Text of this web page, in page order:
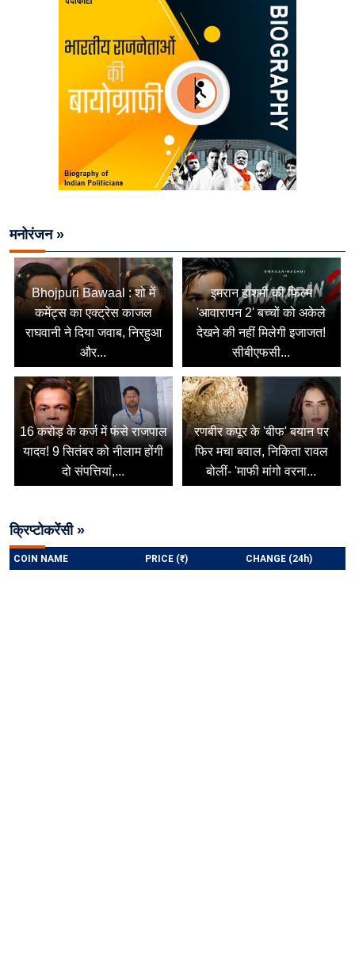
मनोरंजन »
Bhojpuri Bawaal : शो में
कमेंट्स का एक्ट्रेस काजल
राघवानी ने दिया जवाब, निरहुआ
और...
इमरान हाशमी की फिल्म
'आवारापन 2' बच्चों को अकेले
देखने की नहीं मिलेगी इजाजत!
सीबीएफसी...
16 करोड़ के कर्ज में फंसे राजपाल
यादव! 9 सितंबर को नीलाम होंगी
दो संपत्तियां,...
रणबीर कपूर के 'बीफ' बयान पर
फिर मचा बवाल, निकिता रावल
बोलीं- 'माफी मांगो वरना...
क्रिप्टोकरेंसी »